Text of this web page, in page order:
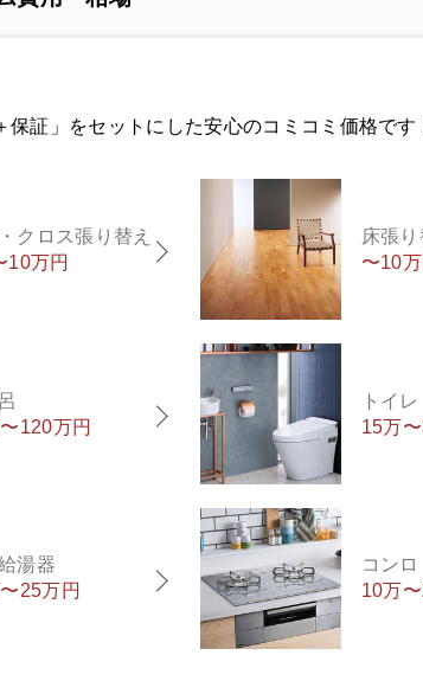
保証」をセットにした安心のコミコミ価格です
クロス張り替え
10万円
床張り
〜10万
120万円
トイレ
15万
湯器
25万円
コンロ
10万